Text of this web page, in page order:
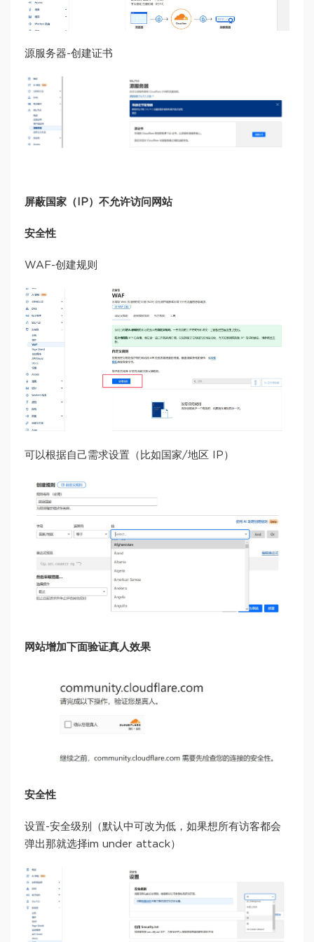
源服务器-创建证书
屏蔽国家（IP）不允许访问网站
安全性
WAF-创建规则
可以根据自己需求设置（比如国家/地区 IP）
网站增加下面验证真人效果
安全性
设置-安全级别（默认中可改为低，如果想所有访客都会
弹出那就选择im under attack）